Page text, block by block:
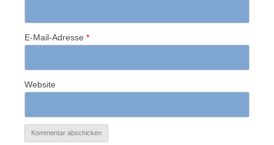
E-Mail-Adresse *
Website